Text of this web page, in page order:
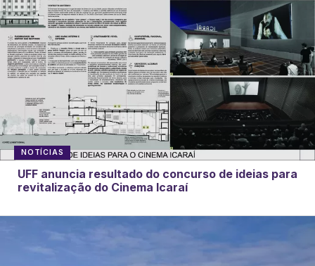
NOTÍCIAS
UFF anuncia resultado do concurso de ideias para
revitalização do Cinema Icaraí